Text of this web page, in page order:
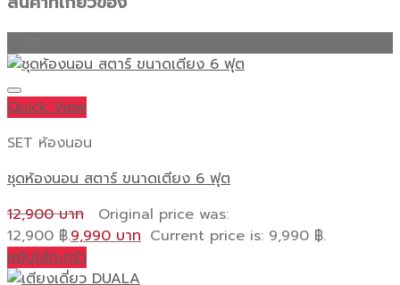
Quick View
SET ห้องนอน
ชุดห้องนอน สตาร์ ขนาดเตียง 6 ฟุต
12,900
Original price was:
12,900 ฿.9,990
Current price is: 9,990 ฿.
หยิบใส่ตะกร้า